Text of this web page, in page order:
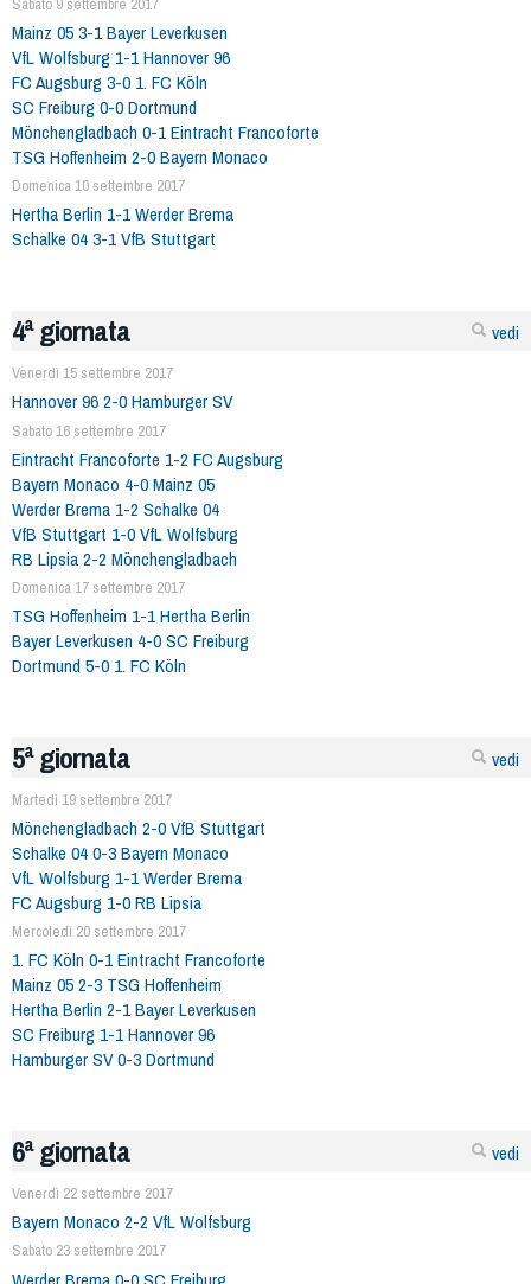
Sabato 9 settembre 2017
Mainz 05 3-1 Bayer Leverkusen
VfL Wolfsburg 1-1 Hannover 96
FC Augsburg 3-0 1. FC Köln
SC Freiburg 0-0 Dortmund
Mönchengladbach 0-1 Eintracht Francoforte
TSG Hoffenheim 2-0 Bayern Monaco
Domenica 10 settembre 2017
Hertha Berlin 1-1 Werder Brema
Schalke 04 3-1 VfB Stuttgart
vedi
4ª giornata
Venerdì 15 settembre 2017
Hannover 96 2-0 Hamburger SV
Sabato 16 settembre 2017
Eintracht Francoforte 1-2 FC Augsburg
Bayern Monaco 4-0 Mainz 05
Werder Brema 1-2 Schalke 04
VfB Stuttgart 1-0 VfL Wolfsburg
RB Lipsia 2-2 Mönchengladbach
Domenica 17 settembre 2017
TSG Hoffenheim 1-1 Hertha Berlin
Bayer Leverkusen 4-0 SC Freiburg
Dortmund 5-0 1. FC Köln
vedi
5ª giornata
Martedì 19 settembre 2017
Mönchengladbach 2-0 VfB Stuttgart
Schalke 04 0-3 Bayern Monaco
VfL Wolfsburg 1-1 Werder Brema
FC Augsburg 1-0 RB Lipsia
Mercoledì 20 settembre 2017
1. FC Köln 0-1 Eintracht Francoforte
Mainz 05 2-3 TSG Hoffenheim
Hertha Berlin 2-1 Bayer Leverkusen
SC Freiburg 1-1 Hannover 96
Hamburger SV 0-3 Dortmund
vedi
6ª giornata
Venerdì 22 settembre 2017
Bayern Monaco 2-2 VfL Wolfsburg
Sabato 23 settembre 2017